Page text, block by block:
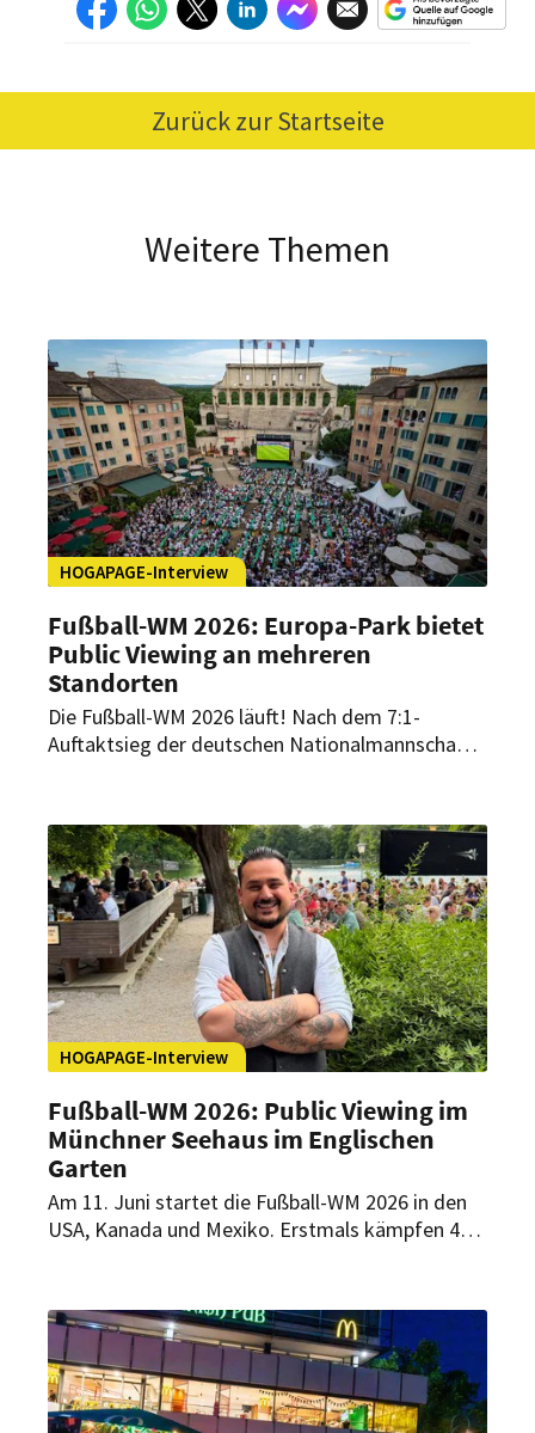
Zurück zur Startseite
Weitere Themen
HOGAPAGE-Interview
Fußball-WM 2026: Europa-Park bietet
Public Viewing an mehreren
Standorten
Die Fußball-WM 2026 läuft! Nach dem 7:1-
Auftaktsieg der deutschen Nationalmannschaft
Resort. Rund 2.000 Gäste verfolgten die Partie
beim Public Viewing auf der Piazza des Hotels
„Colosseo“. Frank Müller, Direktor F&B Hotels,
spricht im HOGAPAGE-Interview über die
Besonderheiten des Public-Viewing-Konzepts
und dessen Bedeutung für das Gästeerlebnis.
HOGAPAGE-Interview
Fußball-WM 2026: Public Viewing im
Münchner Seehaus im Englischen
Garten
Am 11. Juni startet die Fußball-WM 2026 in den
USA, Kanada und Mexiko. Erstmals kämpfen 48
Englischen Garten in München verfolgen.
Biergartenleiter Vaios Mpardas verrät im
Interview mit HOGAPAGE, was Gäste beim Public
Viewing erwartet, wie sein Team mit den späten
Anstoßzeiten umgeht und welche Prognose er